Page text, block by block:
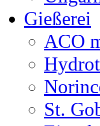
Gießerei
ACO
St.